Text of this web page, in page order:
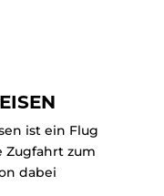
ist ein Flug
Zugfahrt zum
dabei